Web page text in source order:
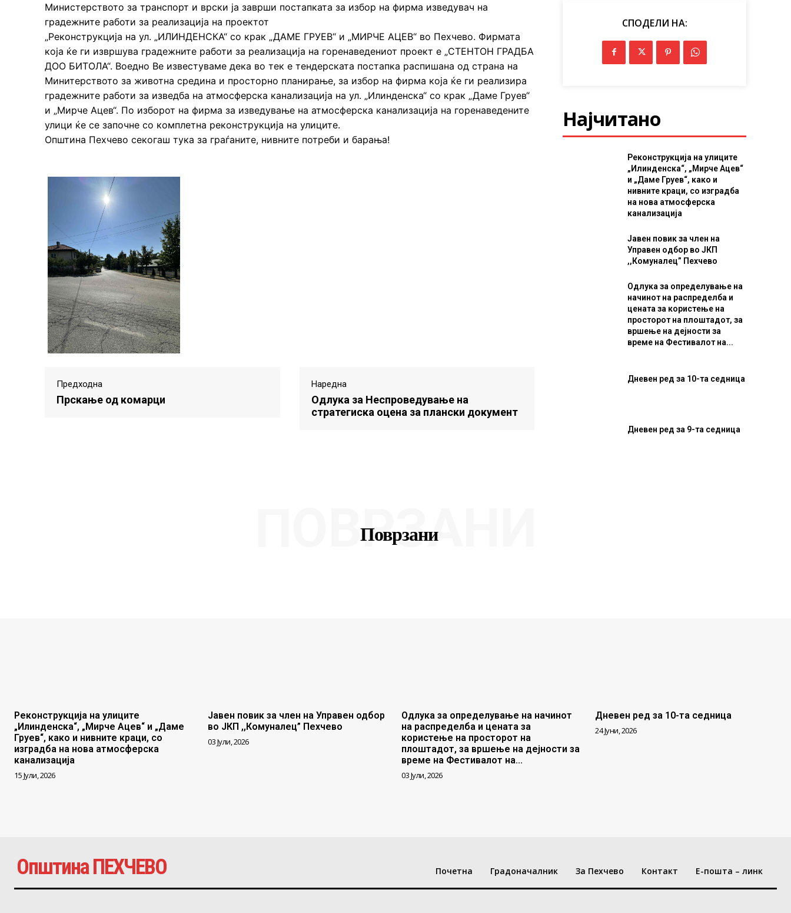
Министерството за транспорт и врски ја заврши постапката за избoр на фирма изведувач на
градежните работи за реализација на проектот
„Реконструкција на ул. „ИЛИНДЕНСКА“ со крак „ДАМЕ ГРУЕВ“ и „МИРЧЕ АЦЕВ“ во Пехчево. Фирмата
која ќе ги извршува градежните работи за реализација на горенаведениот проект е „СТЕНТОН ГРАДБА
ДОО БИТОЛА“. Воедно Ве известуваме дека во тек е тендерската постапка распишана од страна на
Минитерството за животна средина и просторно планирање, за избор на фирма која ќе ги реализира
градежните работи за изведба на атмосферска канализација на ул. „Илинденска“ со крак „Даме Груев“
и „Мирче Ацев“. По изборот на фирма за изведување на атмосферска канализација на горенаведените
улици ќе се започне со комплетна реконструкција на улиците.
Општина Пехчево секогаш тука за граѓаните, нивните потреби и барања!
Предходна
Прскање од комарци
Наредна
Одлука за Неспроведување на
стратегиска оцена за плански документ
СПОДЕЛИ НА:
Најчитано
Реконструкција на улиците
„Илинденска“, „Мирче Ацев“
и „Даме Груев“, како и
нивните краци, со изградба
на нова атмосферска
канализација
Јавен повик за член на
Управен одбор во ЈКП
,,Комуналец” Пехчево
Одлука за определување на
начинот на распределба и
цената за користење на
просторот на плоштадот, за
вршење на дејности за
време на Фестивалот на...
Дневен ред за 10-та седница
Дневен ред за 9-та седница
Поврзани
ПОВРЗАНИ
Реконструкција на улиците
„Илинденска“, „Мирче Ацев“ и „Даме
Груев“, како и нивните краци, со
изградба на нова атмосферска
канализација
15 Јули, 2026
Јавен повик за член на Управен одбор
во ЈКП ,,Комуналец” Пехчево
03 Јули, 2026
Одлука за определување на начинот
на распределба и цената за
користење на просторот на
плоштадот, за вршење на дејности за
време на Фестивалот на...
03 Јули, 2026
Дневен ред за 10-та седница
24 Јуни, 2026
Општина ПЕХЧЕВО Почетна Градоначалник За Пехчево Контакт Е-пошта – линк